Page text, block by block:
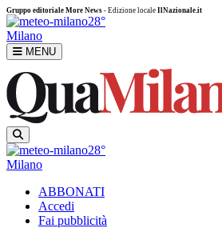
Gruppo editoriale More News - Edizione locale IlNazionale.it
28°
Milano
MENU
28°
Milano
ABBONATI
Accedi
Fai pubblicità